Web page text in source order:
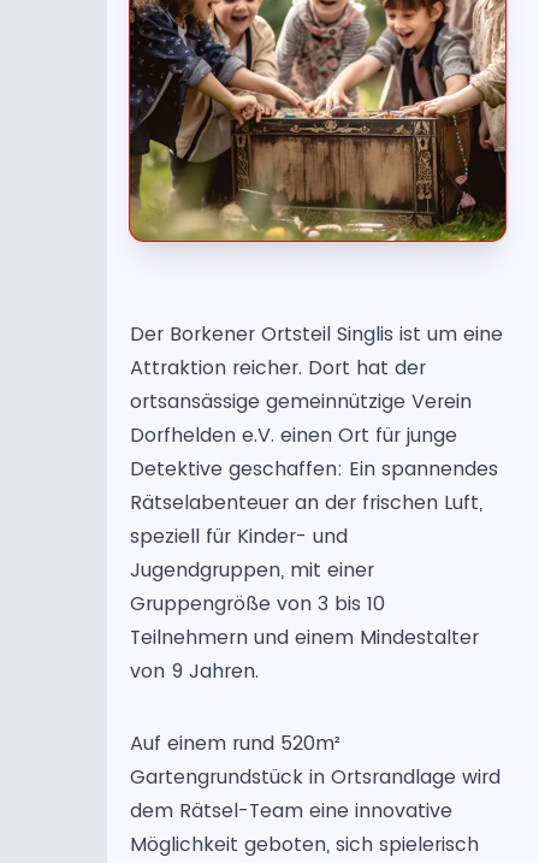
Der Borkener Ortsteil Singlis ist um eine
Attraktion reicher. Dort hat der
ortsansässige gemeinnützige Verein
Dorfhelden e.V. einen Ort für junge
Detektive geschaffen: Ein spannendes
Rätselabenteuer an der frischen Luft,
speziell für Kinder- und
Jugendgruppen, mit einer
Gruppengröße von 3 bis 10
Teilnehmern und einem Mindestalter
von 9 Jahren.
Auf einem rund 520m²
Gartengrundstück in Ortsrandlage wird
dem Rätsel-Team eine innovative
Möglichkeit geboten, sich spielerisch